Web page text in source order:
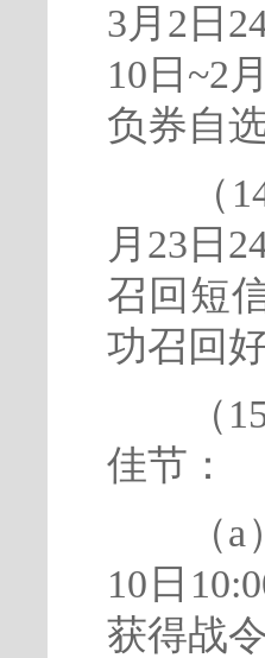
3月2日
10日~2
负券自
（14
月23日
召回短
功召回
（15
佳节：
（a）
10日
获得战